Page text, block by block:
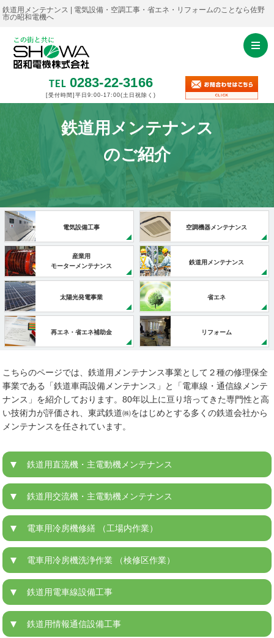
鉄道用メンテナンス | 電気設備・空調工事・省エネ・リフォームのことなら佐野
市の昭和電機へ
TEL 0283-22-3166
[受付時間]平日9:00-17:00(土日祝除く)
鉄道用メンテナンス
のご紹介
電気設備工事 空調機器メンテナンス
産業用
モーターメンテナンス
鉄道用メンテナンス
太陽光発電事業 省エネ
再エネ・省エネ補助金 リフォーム
こちらのページでは、鉄道用メンテナンス事業として２種の修理保全
事業である「鉄道車両設備メンテナンス」と「電車線・通信線メンテ
ナンス」を紹介しております。80年以上に亘り培ってきた専門性と高
い技術力が評価され、東武鉄道㈱をはじめとする多くの鉄道会社から
メンテナンスを任されています。
鉄道用直流機・主電動機メンテナンス
鉄道用交流機・主電動機メンテナンス
電車用冷房機修繕 （工場内作業）
電車用冷房機洗浄作業 （検修区作業）
鉄道用電車線設備工事
鉄道用情報通信設備工事